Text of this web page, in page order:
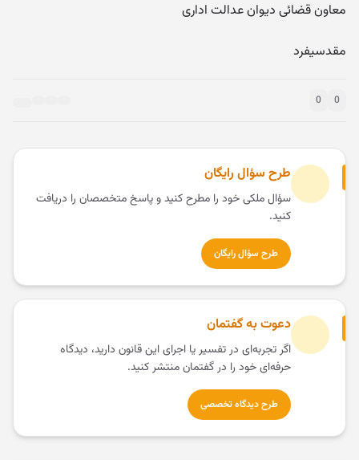
معاون قضائی دیوان عدالت اداری
مقدسی‎فرد
0
0
طرح سؤال رایگان
سؤال ملکی خود را مطرح کنید و پاسخ متخصصان را دریافت
کنید.
طرح سؤال رایگان
دعوت به گفتمان
اگر تجربه‌ای در تفسیر یا اجرای این قانون دارید، دیدگاه
حرفه‌ای خود را در گفتمان منتشر کنید.
طرح دیدگاه تخصصی